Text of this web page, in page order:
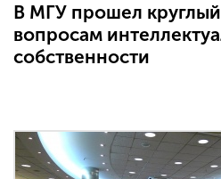
В МГУ прошел
вопросам
собственности